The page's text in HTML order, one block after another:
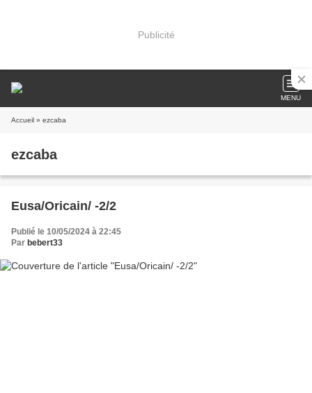
Publicité
MENU
Accueil » ezcaba
ezcaba
Eusa/Oricain/ -2/2
Publié le 10/05/2024 à 22:45
Par bebert33